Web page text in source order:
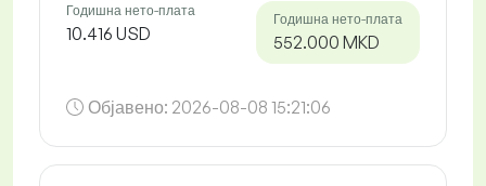
Годишна нето-плата
10.416 USD
Годишна нето-плата
552.000 MKD
Објавено: 2026-08-08 15:21:06